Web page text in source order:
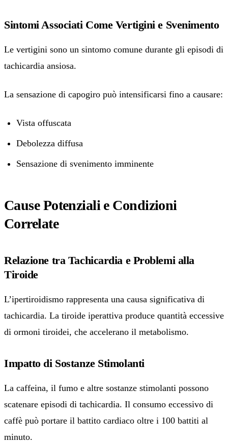
Sintomi Associati Come Vertigini e Svenimento
Le vertigini sono un sintomo comune durante gli episodi di
tachicardia ansiosa.
La sensazione di capogiro può intensificarsi fino a causare:
Vista offuscata
Debolezza diffusa
Sensazione di svenimento imminente
Cause Potenziali e Condizioni
Correlate
Relazione tra Tachicardia e Problemi alla
Tiroide
L’ipertiroidismo rappresenta una causa significativa di
tachicardia. La tiroide iperattiva produce quantità eccessive
di ormoni tiroidei, che accelerano il metabolismo.
Impatto di Sostanze Stimolanti
La caffeina, il fumo e altre sostanze stimolanti possono
scatenare episodi di tachicardia. Il consumo eccessivo di
caffè può portare il battito cardiaco oltre i 100 battiti al
minuto.